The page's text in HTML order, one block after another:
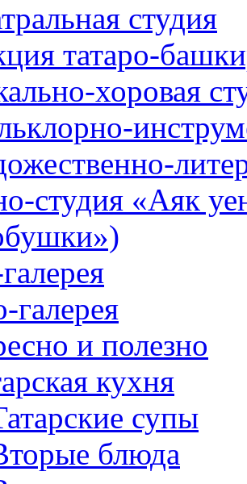
студия
татаро-
хоровая
студия «Аяк
галерея
и полезно
кухня
супы
блюда